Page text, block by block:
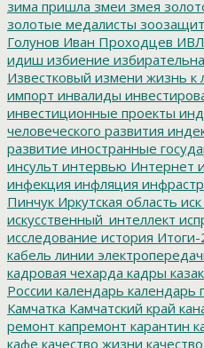
зима пришла змеи змея
золотые медалисты
Голунов Иван Проходцев ИВЛ
идиш избиение
Известковый измени жизнь к
импорт инвалиды
инвестиционные проекты
человеческого развития
развитие иностранные
инсульт интервью Интернет
инфекция инфляция
Пинчук Иркутская область иск
искусственный_интеллект
исследование история
кабель линии
кадровая чехарда кадры
России календарь календарь
Камчатка Камчатский край
ремонт капремонт карантин
кафе качество жизни